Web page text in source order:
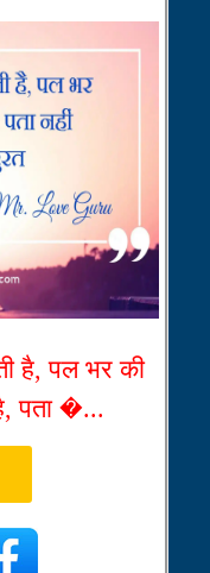
है, पल भर की
पता �...